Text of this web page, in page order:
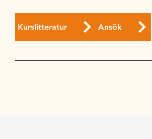
Kurslitteratur Ansök